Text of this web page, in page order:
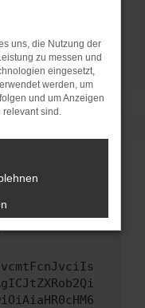
Stand
nur ein
auch dazu
nicht mehr
Schritte versucht
werden
bei der
uns, die Nutzung der
zu messen und
eingesetzt,
werden, um
und um Anzeigen
relevant sind.